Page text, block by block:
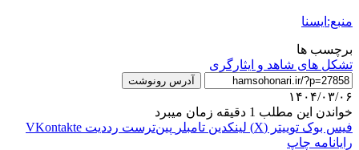
منبع:ایسنا
برچسب ها
تشکل های شاهد و ایثارگری
آدرس رونوشت
۱۴۰۴/۰۳/۰۶
خواندن این مطلب 1 دقیقه زمان میبرد
فیس بوک توییتر (X) لینکدین ‫تامبلر ‫پین‌ترست ‫رددیت ‫VKontakte
رایانامه چاپ